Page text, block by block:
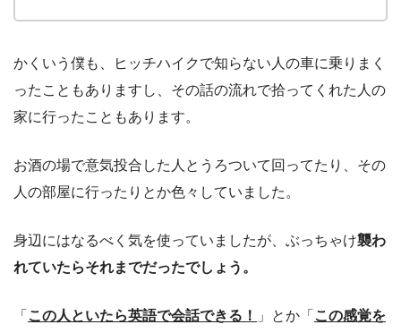
かくいう僕も、ヒッチハイクで知らない人の車に乗りまく
ったこともありますし、その話の流れで拾ってくれた人の
家に行ったこともあります。
お酒の場で意気投合した人とうろついて回ってたり、その
人の部屋に行ったりとか色々していました。
身辺にはなるべく気を使っていましたが、ぶっちゃけ襲わ
れていたらそれまでだったでしょう。
「 この人といたら英語で会話できる！ 」とか「 この感覚を